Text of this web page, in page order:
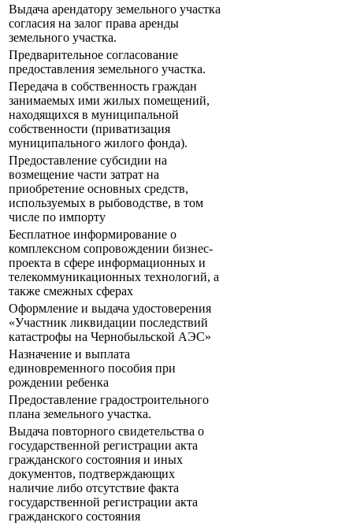
Выдача арендатору земельного участка
согласия на залог права аренды
земельного участка.
Предварительное согласование
предоставления земельного участка.
Передача в собственность граждан
занимаемых ими жилых помещений,
находящихся в муниципальной
собственности (приватизация
муниципального жилого фонда).
Предоставление субсидии на
возмещение части затрат на
приобретение основных средств,
используемых в рыбоводстве, в том
числе по импорту
Бесплатное информирование о
комплексном сопровождении бизнес-
проекта в сфере информационных и
телекоммуникационных технологий, а
также смежных сферах
Оформление и выдача удостоверения
«Участник ликвидации последствий
катастрофы на Чернобыльской АЭС»
Назначение и выплата
единовременного пособия при
рождении ребенка
Предоставление градостроительного
плана земельного участка.
Выдача повторного свидетельства о
государственной регистрации акта
гражданского состояния и иных
документов, подтверждающих
наличие либо отсутствие факта
государственной регистрации акта
гражданского состояния